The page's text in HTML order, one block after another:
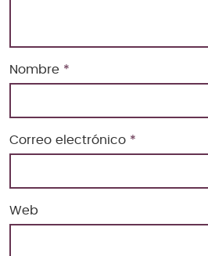
Nombre *
Correo electrónico *
Web